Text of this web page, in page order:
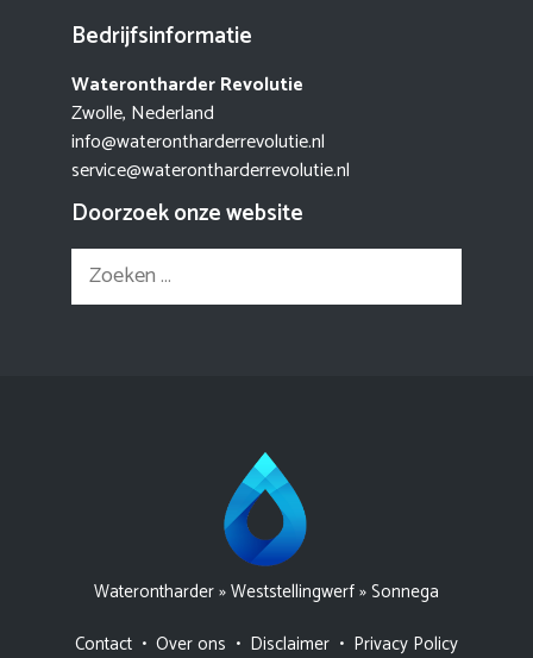
Bedrijfsinformatie
Waterontharder Revolutie
Zwolle, Nederland
info@waterontharderrevolutie.nl
service@waterontharderrevolutie.nl
Doorzoek onze website
Zoek
naar:
Waterontharder»Weststellingwerf»Sonnega
Contact • Over ons • Disclaimer • Privacy Policy